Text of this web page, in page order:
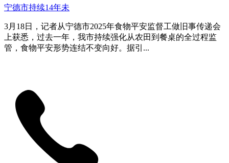
宁德市持续14年未
3月18日，记者从宁德市2025年食物平安监督工做旧事传递会
上获悉，过去一年，我市持续强化从农田到餐桌的全过程监
管，食物平安形势连结不变向好。据引...